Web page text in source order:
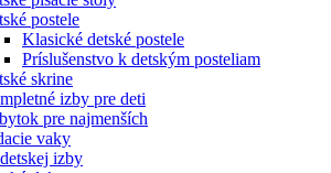
postele
Klasické detské postele
Príslušenstvo k detským posteliam
skrine
izby pre deti
pre najmenších
vaky
izby